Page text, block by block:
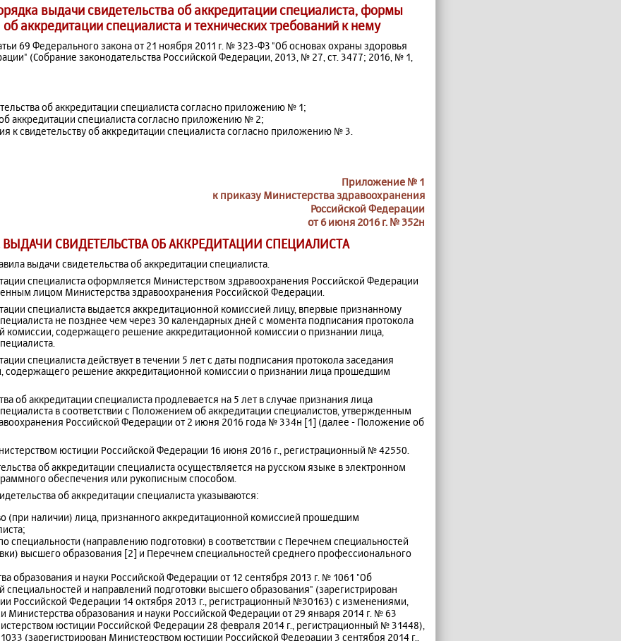
выдачи свидетельства об аккредитации специалиста, формы
об аккредитации специалиста и технических требований к нему
69 Федерального закона от 21 ноября 2011 г. № 323-ФЗ "Об основах охраны здоровья
(Собрание законодательства Российской Федерации, 2013, № 27, ст. 3477; 2016, № 1,
об аккредитации специалиста согласно приложению № 1;
аккредитации специалиста согласно приложению № 2;
к свидетельству об аккредитации специалиста согласно приложению № 3.
Приложение № 1
к приказу Министерства здравоохранения
Российской Федерации
от 6 июня 2016 г. № 352н
СВИДЕТЕЛЬСТВА ОБ АККРЕДИТАЦИИ СПЕЦИАЛИСТА
выдачи свидетельства об аккредитации специалиста.
специалиста оформляется Министерством здравоохранения Российской Федерации
лицом Министерства здравоохранения Российской Федерации.
специалиста выдается аккредитационной комиссией лицу, впервые признанному
не позднее чем через 30 календарных дней с момента подписания протокола
комиссии, содержащего решение аккредитационной комиссии о признании лица,
специалиста действует в течении 5 лет с даты подписания протокола заседания
содержащего решение аккредитационной комиссии о признании лица прошедшим
об аккредитации специалиста продлевается на 5 лет в случае признания лица
в соответствии с Положением об аккредитации специалистов, утвержденным
Российской Федерации от 2 июня 2016 года № 334н [1] (далее - Положение об
юстиции Российской Федерации 16 июня 2016 г., регистрационный № 42550.
об аккредитации специалиста осуществляется на русском языке в электронном
обеспечения или рукописным способом.
об аккредитации специалиста указываются:
(при наличии) лица, признанного аккредитационной комиссией прошедшим
специальности (направлению подготовки) в соответствии с Перечнем специальностей
высшего образования [2] и Перечнем специальностей среднего профессионального
образования и науки Российской Федерации от 12 сентября 2013 г. № 1061 "Об
и направлений подготовки высшего образования" (зарегистрирован
Российской Федерации 14 октября 2013 г., регистрационный №30163) с изменениями,
Министерства образования и науки Российской Федерации от 29 января 2014 г. № 63
юстиции Российской Федерации 28 февраля 2014 г., регистрационный № 31448),
1033 (зарегистрирован Министерством юстиции Российской Федерации 3 сентября 2014 г.,